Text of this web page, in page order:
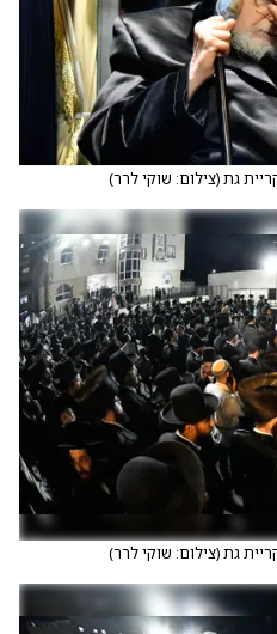
גת(צילום: שוקי לרר)
גת(צילום: שוקי לרר)